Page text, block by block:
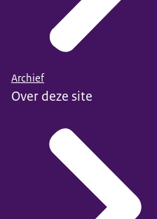
Archief
Over deze site